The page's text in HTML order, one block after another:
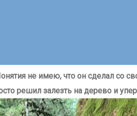
не имею, что он сделал со
решил залезть на дерево и